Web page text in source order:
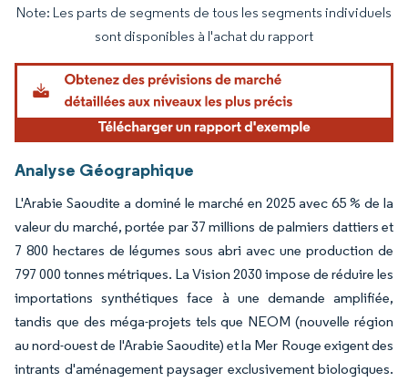
Image © Mordor Intelligence. La réutilisation nécessite une attribution sous CC BY
Note: Les parts de segments de tous les segments individuels
sont disponibles à l'achat du rapport
Analyse Géographique
L'Arabie Saoudite a dominé le marché en 2025 avec 65 % de la
valeur du marché, portée par 37 millions de palmiers dattiers et
7 800 hectares de légumes sous abri avec une production de
797 000 tonnes métriques. La Vision 2030 impose de réduire les
importations synthétiques face à une demande amplifiée,
tandis que des méga-projets tels que NEOM (nouvelle région
au nord-ouest de l'Arabie Saoudite) et la Mer Rouge exigent des
intrants d'aménagement paysager exclusivement biologiques.